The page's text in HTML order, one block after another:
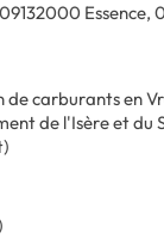
09132000 Essence,
de carburants en
de l'Isère et du